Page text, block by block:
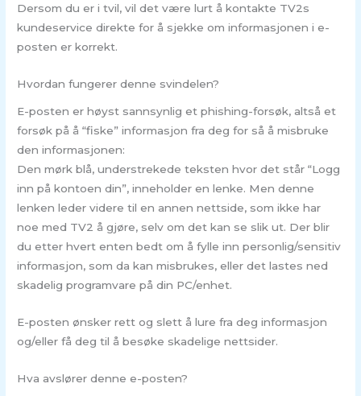
Dersom du er i tvil, vil det være lurt å kontakte TV2s
kundeservice direkte for å sjekke om informasjonen i e-
posten er korrekt.
Hvordan fungerer denne svindelen?
E-posten er høyst sannsynlig et phishing-forsøk, altså et
forsøk på å “fiske” informasjon fra deg for så å misbruke
den informasjonen:
Den mørk blå, understrekede teksten hvor det står “Logg
inn på kontoen din”, inneholder en lenke. Men denne
lenken leder videre til en annen nettside, som ikke har
noe med TV2 å gjøre, selv om det kan se slik ut. Der blir
du etter hvert enten bedt om å fylle inn personlig/sensitiv
informasjon, som da kan misbrukes, eller det lastes ned
skadelig programvare på din PC/enhet.
E-posten ønsker rett og slett å lure fra deg informasjon
og/eller få deg til å besøke skadelige nettsider.
Hva avslører denne e-posten?